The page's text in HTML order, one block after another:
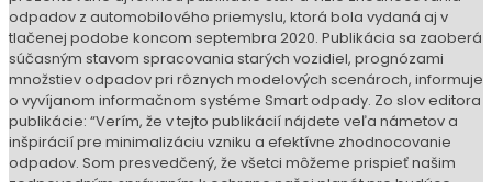
odpadov z automobilového priemyslu, ktorá bola vydaná aj v
tlačenej podobe koncom septembra 2020. Publikácia sa zaoberá
súčasným stavom spracovania starých vozidiel, prognózami
množstiev odpadov pri rôznych modelových scenároch, informuje
o vyvíjanom informačnom systéme Smart odpady. Zo slov editora
publikácie: “Verím, že v tejto publikácií nájdete veľa námetov a
inšpirácií pre minimalizáciu vzniku a efektívne zhodnocovanie
odpadov. Som presvedčený, že všetci môžeme prispieť našim